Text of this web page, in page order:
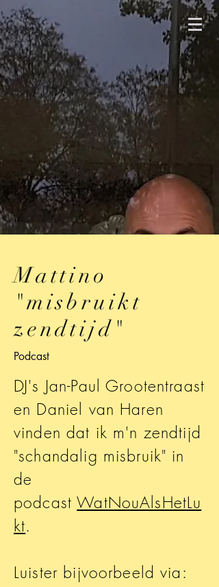
Mattino
"misbruikt
zendtijd"
Podcast
DJ's Jan-Paul Grootentraast
en Daniel van Haren
vinden dat ik m'n zendtijd
"schandalig misbruik" in
de
podcastWatNouAlsHetLu
kt.
Luister bijvoorbeeld via: